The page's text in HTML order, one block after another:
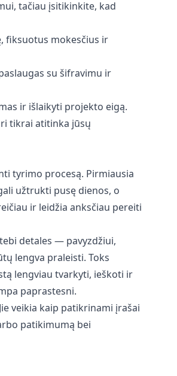
tačiau įsitikinkite, kad
fiksuotus mokesčius ir
su šifravimu ir
ir išlaikyti projekto eigą.
tikrai atitinka jūsų
tyrimo procesą. Pirmiausia
užtrukti pusę dienos, o
ir leidžia anksčiau pereiti
detales — pavyzdžiui,
lengva praleisti. Toks
lengviau tvarkyti, ieškoti ir
paprastesni.
veikia kaip patikrinami įrašai
patikimumą bei